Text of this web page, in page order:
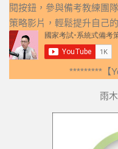
閱按鈕，參與備考教練團
策略影片，輕鬆提升自己
*********【
雨